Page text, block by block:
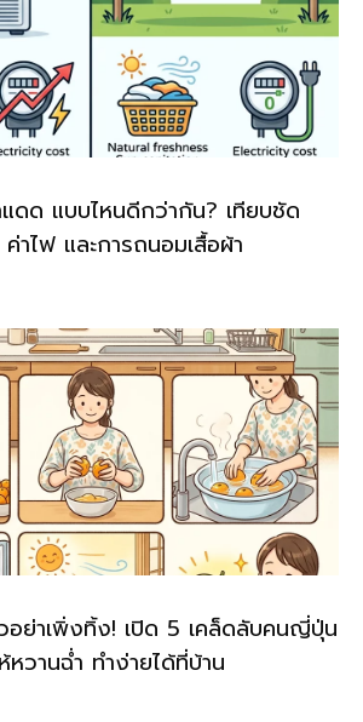
ดด แบบไหนดีกว่ากัน? เทียบชัด
าไฟ และการถนอมเสื้อผ้า
อย่าเพิ่งทิ้ง! เปิด 5 เคล็ดลับคนญี่ปุ่น
หวานฉ่ำ ทำง่ายได้ที่บ้าน